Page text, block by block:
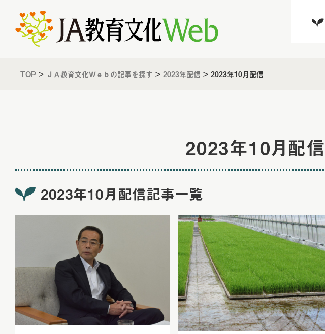
TOP > ＪＡ教育文化Ｗｅｂの記事を探す > 2023年配信 > 2023年10月配信
2023年10月配信
2023年10月配信記事一覧